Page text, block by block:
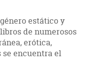
estático y
de numerosos
erótica,
se encuentra el